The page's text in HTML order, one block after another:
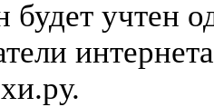
будет учтен